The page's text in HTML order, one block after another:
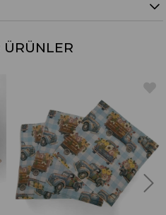
ÜRÜNLER